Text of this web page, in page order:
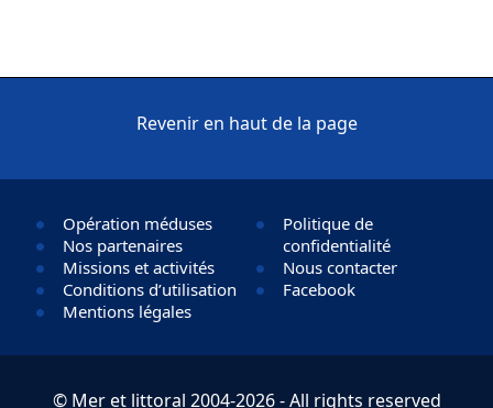
Revenir en haut de la page
Opération méduses
Nos partenaires
Missions et activités
Conditions d’utilisation
Mentions légales
Politique de
confidentialité
Nous contacter
Facebook
© Mer et littoral 2004-2026 - All rights reserved